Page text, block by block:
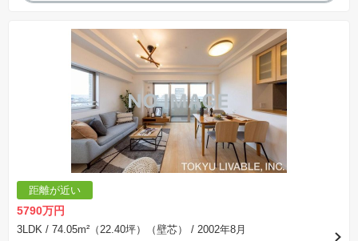
距離が近い
5790万円
3LDK / 74.05m²（22.40坪）（壁芯）
/ 2002年8月